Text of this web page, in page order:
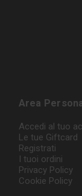
Area
Accedi al tuo
Le tue Giftcard
Registrati
I tuoi ordini
Privacy Policy
Cookie Policy